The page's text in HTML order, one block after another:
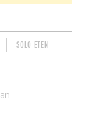
SOLO ETEN